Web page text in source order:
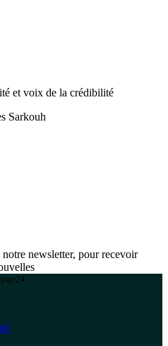
et voix de la crédibilité
Sarkouh
newsletter, pour recevoir